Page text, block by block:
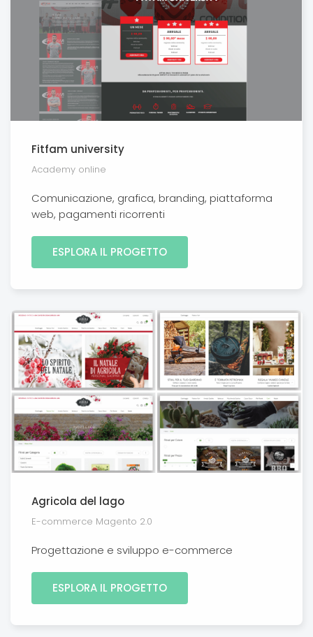
Fitfam university
Academy online
Comunicazione, grafica, branding, piattaforma
web, pagamenti ricorrenti
ESPLORA IL PROGETTO
Agricola del lago
E-commerce Magento 2.0
Progettazione e sviluppo e-commerce
ESPLORA IL PROGETTO